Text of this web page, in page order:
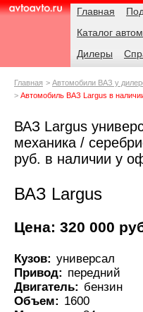
AvtoAvto.ru
Навигация Главная
Каталог
Дилеры
Родительские
Главная Автомобили ВАЗ у
Автомобиль ВАЗ Largus в
ВАЗ Largus
механика /
руб. в наличии у
ВАЗ Largus
Цена: 320 000
Кузов: универсал
Привод: передний
Двигатель: бензин
Объем: 1600